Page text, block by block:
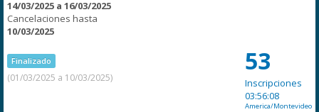
14/03/2025 a 16/03/2025
Cancelaciones hasta
10/03/2025
Finalizado
(01/03/2025 a 10/03/2025)
53
Inscripciones
03:56:08
America/Montevideo